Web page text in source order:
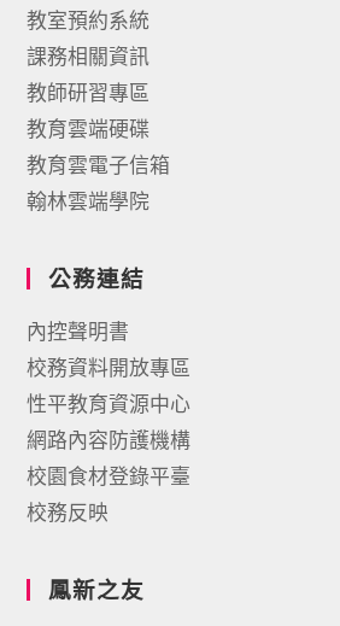
教室預約系統
課務相關資訊
教師研習專區
教育雲端硬碟
教育雲電子信箱
翰林雲端學院
公務連結
內控聲明書
校務資料開放專區
性平教育資源中心
網路內容防護機構
校園食材登錄平臺
校務反映
鳳新之友